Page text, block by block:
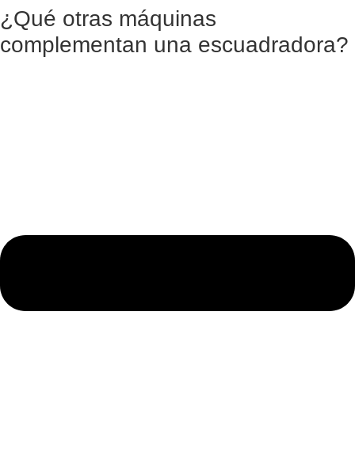
¿Qué otras máquinas
complementan una escuadradora?